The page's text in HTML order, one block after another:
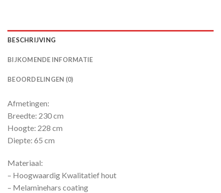
BESCHRIJVING
BIJKOMENDE INFORMATIE
BEOORDELINGEN (0)
Afmetingen:
Breedte: 230 cm
Hoogte: 228 cm
Diepte: 65 cm
Materiaal:
– Hoogwaardig Kwalitatief hout
– Melaminehars coating